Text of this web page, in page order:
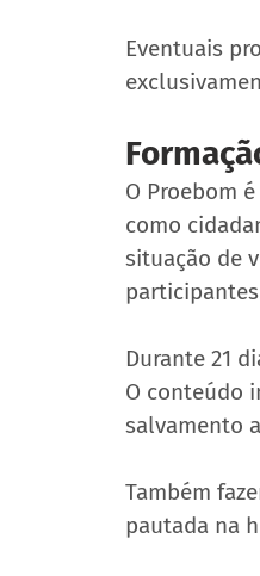
Eventuais
O Proebom
como
situação de
Durante 21
O conteúdo
salvamento
Também
pautada na